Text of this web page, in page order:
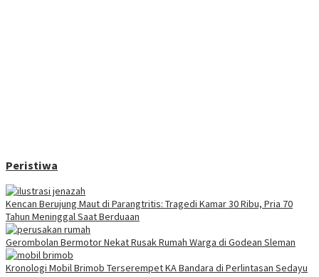
Peristiwa
Kencan Berujung Maut di Parangtritis: Tragedi Kamar 30 Ribu, Pria 70
Tahun Meninggal Saat Berduaan
Gerombolan Bermotor Nekat Rusak Rumah Warga di Godean Sleman
Kronologi Mobil Brimob Terserempet KA Bandara di Perlintasan Sedayu